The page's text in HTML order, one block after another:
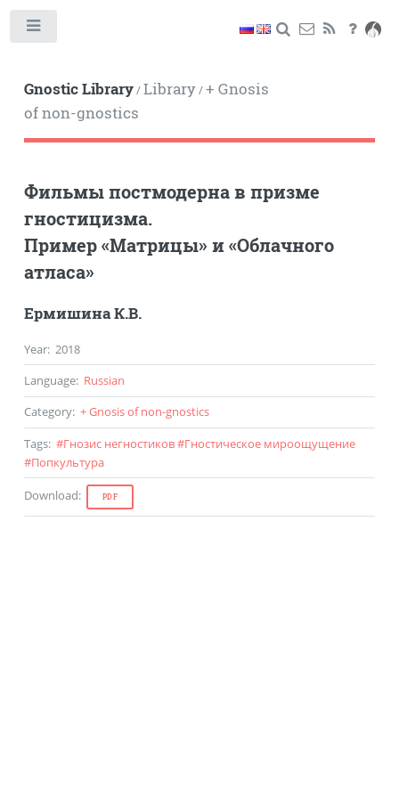
Gnostic Library/Library/+ Gnosis
of non-gnostics
Фильмы постмодерна в призме
гностицизма.
Пример «Матрицы» и «Облачного
атласа»
Ермишина К.В.
Year: 2018
Language: Russian
Category: + Gnosis of non-gnostics
Tags: #Гнозис негностиков#Гностическое мироощущение
#Попкультура
Download: PDF